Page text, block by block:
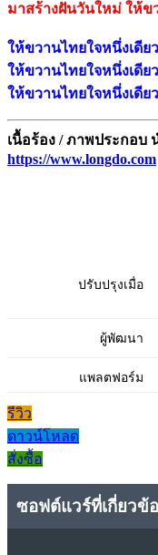
มาสร้างฝันวันใหม่ ให้ข
ให้ขวานไทยใจหนึ่งเดีย
ให้ขวานไทยใจหนึ่งเดียว
ให้ขวานไทยใจหนึ่งเดีย
เนื้อร้อง / ภาพประกอบ
https://www.longdo.com
ปรับปรุงเมื่อ
ผู้พัฒนา
แพลตฟอร์ม
รีวิว
ดาวน์โหลด
สั่งซื้อ
ซอฟต์แวร์ที่เกี่ยวข้